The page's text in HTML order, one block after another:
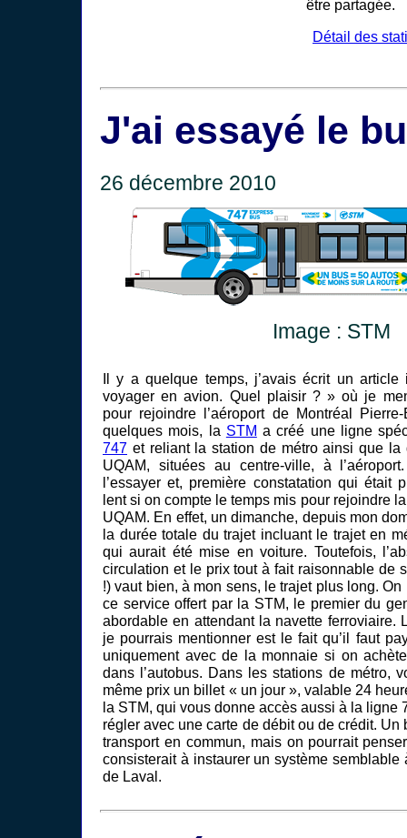
être partagée.
Détail des
J'ai essayé le
26 décembre 2010
Image : STM
Il y a quelque temps, j’avais écrit un
voyager en avion. Quel plaisir ? » où je
pour rejoindre l’aéroport de Montréal
quelques mois, la STM a créé une ligne
747 et reliant la station de métro ainsi que la
UQAM, situées au centre-ville, à
l’essayer et, première constatation qui était
lent si on compte le temps mis pour rejoindre
UQAM. En effet, un dimanche, depuis mon
la durée totale du trajet incluant le trajet en
qui aurait été mise en voiture. Toutefois,
circulation et le prix tout à fait raisonnable de
!) vaut bien, à mon sens, le trajet plus long.
ce service offert par la STM, le premier du
abordable en attendant la navette ferroviaire.
je pourrais mentionner est le fait qu’il faut
uniquement avec de la monnaie si on
dans l’autobus. Dans les stations de métro,
même prix un billet « un jour », valable 24
la STM, qui vous donne accès aussi à la ligne
régler avec une carte de débit ou de crédit. Un
transport en commun, mais on pourrait
consisterait à instaurer un système semblable
de Laval.